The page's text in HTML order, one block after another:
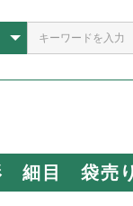
細目 袋売り